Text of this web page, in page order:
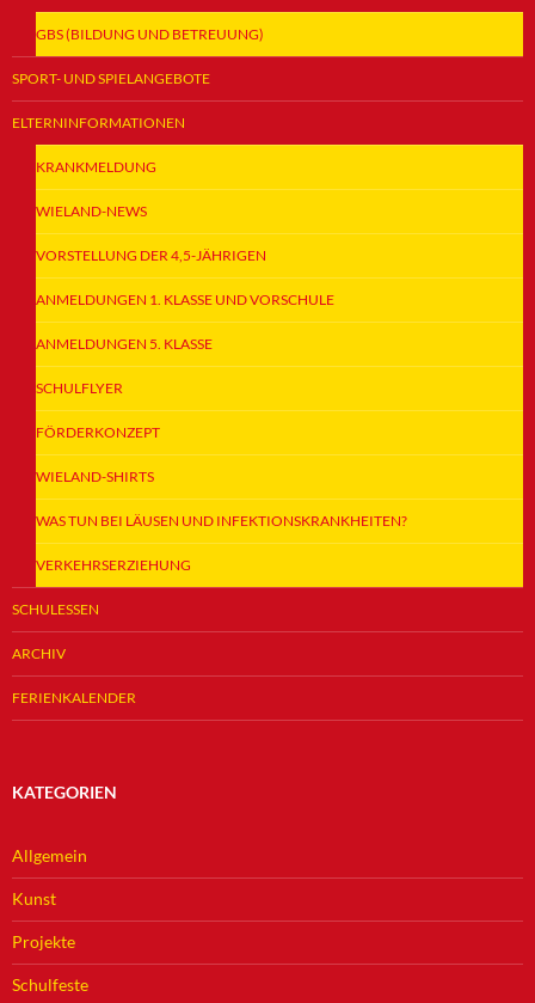
GBS (BILDUNG UND BETREUUNG)
SPORT- UND SPIELANGEBOTE
ELTERNINFORMATIONEN
KRANKMELDUNG
WIELAND-NEWS
VORSTELLUNG DER 4,5-JÄHRIGEN
ANMELDUNGEN 1. KLASSE UND VORSCHULE
ANMELDUNGEN 5. KLASSE
SCHULFLYER
FÖRDERKONZEPT
WIELAND-SHIRTS
WAS TUN BEI LÄUSEN UND INFEKTIONSKRANKHEITEN?
VERKEHRSERZIEHUNG
SCHULESSEN
ARCHIV
FERIENKALENDER
KATEGORIEN
Allgemein
Kunst
Projekte
Schulfeste